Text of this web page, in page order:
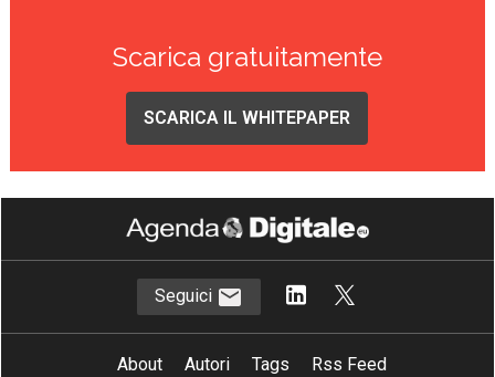
Scarica gratuitamente
SCARICA IL WHITEPAPER
Seguici
About Autori Tags
Rss Feed